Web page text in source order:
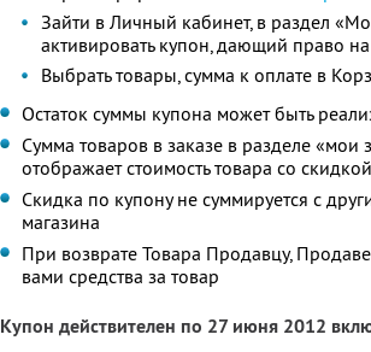
Зайти в Личный кабинет, в раздел
активировать купон, дающий право
Выбрать товары, сумма к оплате в
Остаток суммы купона может быть
Сумма товаров в заказе в разделе
отображает стоимость товара со скидкой
Скидка по купону не суммируется с
магазина
При возврате Товара Продавцу,
вами средства за товар
Купон действителен по 27 июня 2012